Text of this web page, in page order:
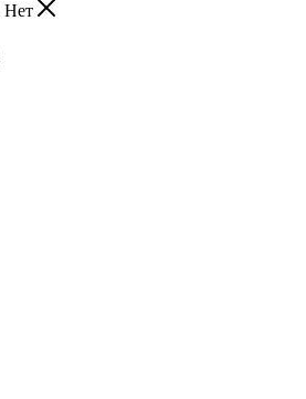
Нет